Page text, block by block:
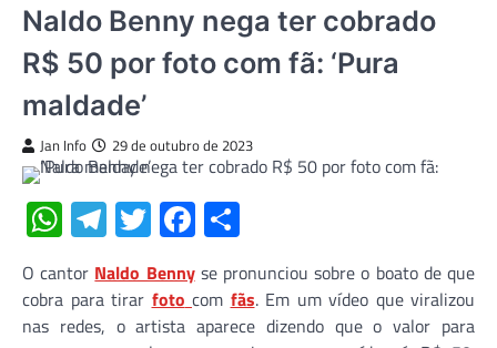
Naldo Benny nega ter cobrado
R$ 50 por foto com fã: ‘Pura
maldade’
Jan Info 29 de outubro de 2023
WhatsApp
Telegram
TwitterFacebook
O cantor Naldo Bennyse pronunciou sobre o boato de que
cobra para tirar foto com fãs. Em um vídeo que viralizou
nas redes, o artista aparece dizendo que o valor para